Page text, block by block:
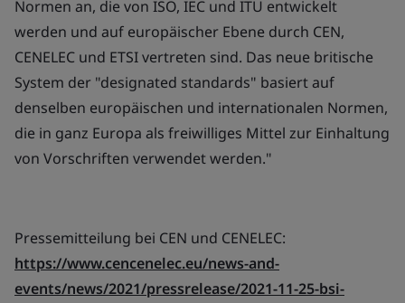
Normen an, die von ISO, IEC und ITU entwickelt
werden und auf europäischer Ebene durch CEN,
CENELEC und ETSI vertreten sind. Das neue britische
System der "designated standards" basiert auf
denselben europäischen und internationalen Normen,
die in ganz Europa als freiwilliges Mittel zur Einhaltung
von Vorschriften verwendet werden."
Pressemitteilung bei CEN und CENELEC:
https://www.cencenelec.eu/news-and-
events/news/2021/pressrelease/2021-11-25-bsi-